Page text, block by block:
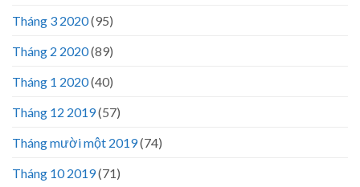
Tháng 3 2020(95)
Tháng 2 2020(89)
Tháng 1 2020(40)
Tháng 12 2019(57)
Tháng mười một 2019(74)
Tháng 10 2019(71)